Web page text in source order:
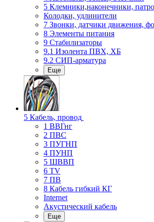
5 Клемники,наконечники,
Колодки, удлинители
7 Звонки, датчики движения,
8 Элементы питания
9 Стабилизаторы
9.1 Изолента ПВХ, ХБ
9.2 СИП-арматура
Еще
5 Кабель, провод
1 ВВГнг
2 ПВС
3 ПУГНП
4 ПУНП
5 ШВВП
6 TV
7 ПВ
8 Кабель гибкий КГ
Internet
Акустический кабель
Еще